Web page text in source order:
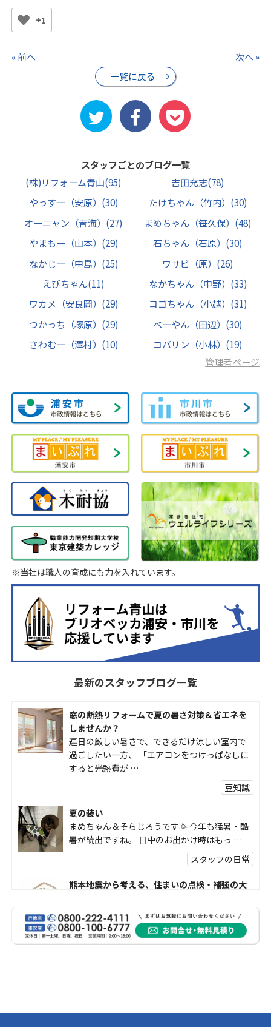
+1
« 前へ
一覧に戻る
次へ »
スタッフごとのブログ一覧
(株)リフォーム青山(95) 吉田充志(78)
やっすー（安原） (30) たけちゃん（竹内） (30)
オーニャン（青海） (27) まめちゃん（笹久保） (48)
やまもー（山本） (29) 石ちゃん（石原） (30)
なかじー（中島） (25) ワサビ（原） (26)
えびちゃん(11) なかちゃん（中野） (33)
ワカメ（安良岡） (29) コゴちゃん（小越） (31)
つかっち（塚原） (29) べーやん（田辺） (30)
さわむー（澤村） (10) コバリン（小林） (19)
管理者ページ
※当社は職人の育成にも力を入れています。
最新のスタッフブログ一覧
窓の断熱リフォームで夏の暑さ対策＆省エネを
しませんか？
連日の厳しい暑さで、できるだけ涼しい室内で
過ごしたい一方、 「エアコンをつけっぱなしに
すると光熱費が …
豆知識
夏の装い
まめちゃん＆そらじろうです🌞 今年も猛暑・酷
暑が続出ですね。 日中のお出かけ時はもっ …
スタッフの日常
熊本地震から考える、住まいの点検・補強の大
熊本地震で被害を受けられた皆様には、心より
お見舞い申し上げます。 震度7の大きな揺れが発
生し、その後 …